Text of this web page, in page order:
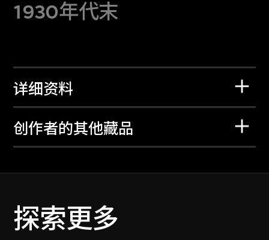
1930年代末
详细资料
创作者的其他藏品
探索更多